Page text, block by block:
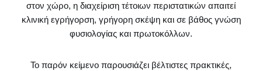
στον χώρο, η διαχείριση τέτοιων περιστατικών απαιτεί
κλινική εγρήγορση, γρήγορη σκέψη και σε βάθος γνώση
φυσιολογίας και πρωτοκόλλων.
Το παρόν κείμενο παρουσιάζει βέλτιστες πρακτικές,